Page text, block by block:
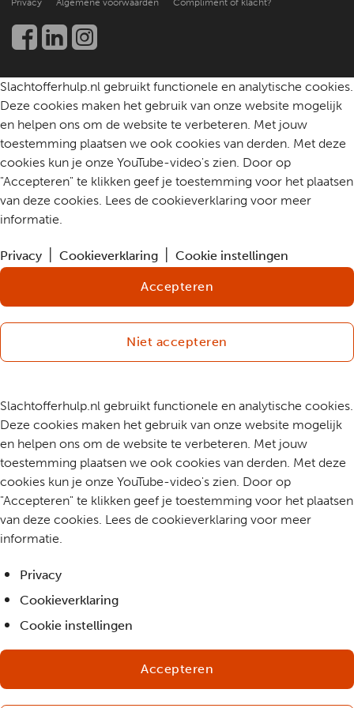
Een slachtoffer helpen
Werken bij
Community
Privacy Algemene voorwaarden Compliment of klacht?
Slachtofferhulp.nl gebruikt functionele en analytische cookies.
Deze cookies maken het gebruik van onze website mogelijk
en helpen ons om de website te verbeteren. Met jouw
toestemming plaatsen we ook cookies van derden. Met deze
cookies kun je onze YouTube-video's zien. Door op
"Accepteren" te klikken geef je toestemming voor het plaatsen
van deze cookies. Lees de cookieverklaring voor meer
informatie.
Privacy Cookieverklaring Cookie instellingen
Accepteren
Niet accepteren
Slachtofferhulp.nl gebruikt functionele en analytische cookies.
Deze cookies maken het gebruik van onze website mogelijk
en helpen ons om de website te verbeteren. Met jouw
toestemming plaatsen we ook cookies van derden. Met deze
cookies kun je onze YouTube-video's zien. Door op
"Accepteren" te klikken geef je toestemming voor het plaatsen
van deze cookies. Lees de cookieverklaring voor meer
informatie.
Privacy
Cookieverklaring
Cookie instellingen
Accepteren